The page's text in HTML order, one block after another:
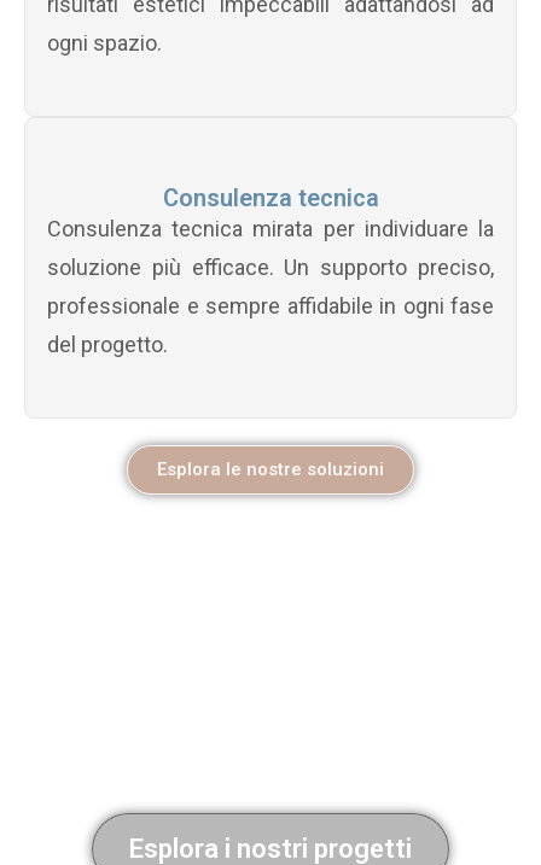
ogni spazio.
Consulenza tecnica
Consulenza tecnica mirata per individuare la
soluzione più efficace. Un supporto preciso,
professionale e sempre affidabile in ogni fase
del progetto.
Esplora le nostre soluzioni
Esplora i nostri progetti